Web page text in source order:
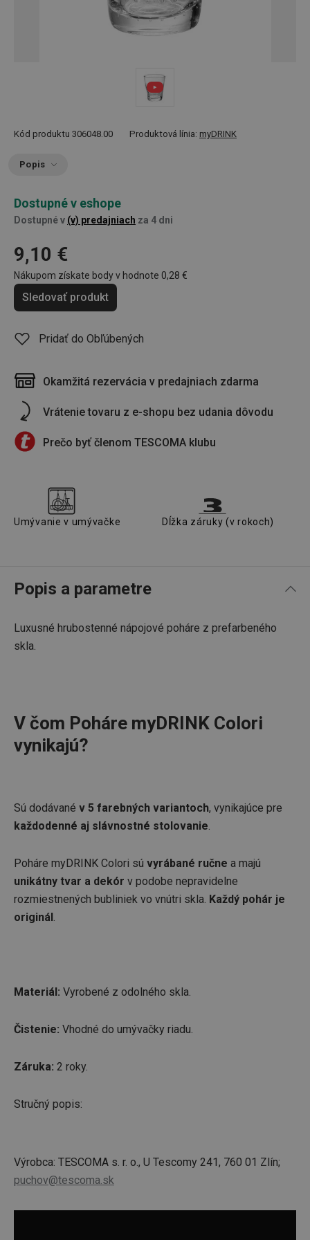
Kód produktu 306048.00 Produktová línia: myDRINK
Popis
Dostupné v eshope
Dostupné v (v) predajniach za 4 dni
9,10 €
Nákupom získate body v hodnote 0,28 €
Sledovať produkt
Pridať do Obľúbených
Okamžitá rezervácia v predajniach zdarma
Vrátenie tovaru z e-shopu bez udania dôvodu
Prečo byť členom TESCOMA klubu
Umývanie v umývačke Dĺžka záruky (v rokoch)
Popis a parametre
Luxusné hrubostenné nápojové poháre z prefarbeného
skla.
V čom Poháre myDRINK Colori
vynikajú?
Sú dodávané v 5 farebných variantoch, vynikajúce pre
každodenné aj slávnostné stolovanie.
Poháre myDRINK Colori sú vyrábané ručne a majú
unikátny tvar a dekór v podobe nepravidelne
rozmiestnených bubliniek vo vnútri skla. Každý pohár je
originál.
Materiál: Vyrobené z odolného skla.
Čistenie: Vhodné do umývačky riadu.
Záruka: 2 roky.
Stručný popis:
Výrobca: TESCOMA s. r. o., U Tescomy 241, 760 01 Zlín;
puchov@tescoma.sk